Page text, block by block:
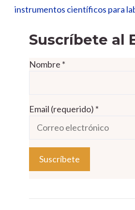
instrumentos científicos para
Suscríbete al
Nombre *
Email (requerido) *
o